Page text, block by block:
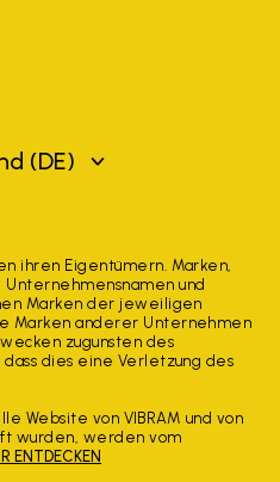
(DE)
ihren Eigentümern. Marken,
Unternehmensnamen und
Marken der jeweiligen
Marken anderer Unternehmen
zugunsten des
dies eine Verletzung des
Website von VIBRAM und von
wurden, werden vom
ENTDECKEN